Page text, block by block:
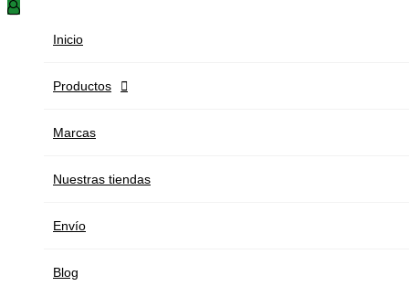
Inicio
Productos 
Marcas
Nuestras tiendas
Envío
Blog